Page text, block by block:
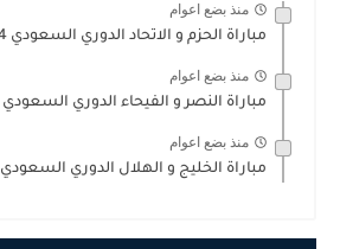
منذ بضع اعوام
مباراة الحزم و الاتحاد الدوري السعودي 2023/2024
منذ بضع اعوام
مباراة النصر و الفيحاء الدوري السعودي 2023/2024
منذ بضع اعوام
مباراة الخليج و الهلال الدوري السعودي 2023/2024